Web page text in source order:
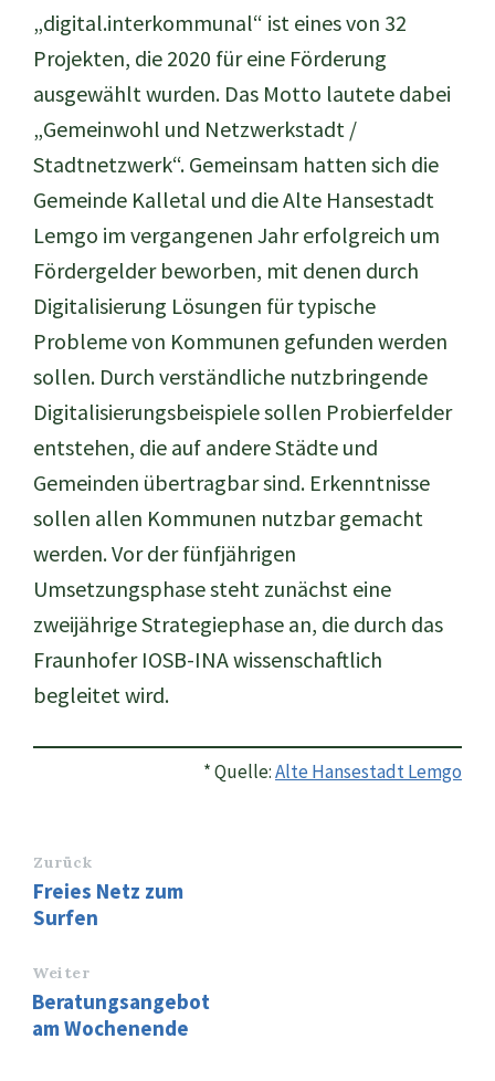
„digital.interkommunal“ ist eines von 32
Projekten, die 2020 für eine Förderung
ausgewählt wurden. Das Motto lautete dabei
„Gemeinwohl und Netzwerkstadt /
Stadtnetzwerk“. Gemeinsam hatten sich die
Gemeinde Kalletal und die Alte Hansestadt
Lemgo im vergangenen Jahr erfolgreich um
Fördergelder beworben, mit denen durch
Digitalisierung Lösungen für typische
Probleme von Kommunen gefunden werden
sollen. Durch verständliche nutzbringende
Digitalisierungsbeispiele sollen Probierfelder
entstehen, die auf andere Städte und
Gemeinden übertragbar sind. Erkenntnisse
sollen allen Kommunen nutzbar gemacht
werden. Vor der fünfjährigen
Umsetzungsphase steht zunächst eine
zweijährige Strategiephase an, die durch das
Fraunhofer IOSB-INA wissenschaftlich
begleitet wird.
* Quelle:Alte Hansestadt Lemgo
Zurück
Freies Netz zum
Surfen
Weiter
Beratungsangebot
am Wochenende